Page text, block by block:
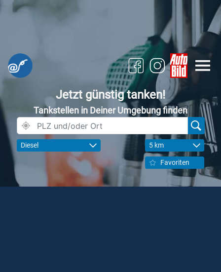
Jetzt günstig tanken!
Tankstellen in Deiner Umgebung finden
Diesel 5 km
Favoriten